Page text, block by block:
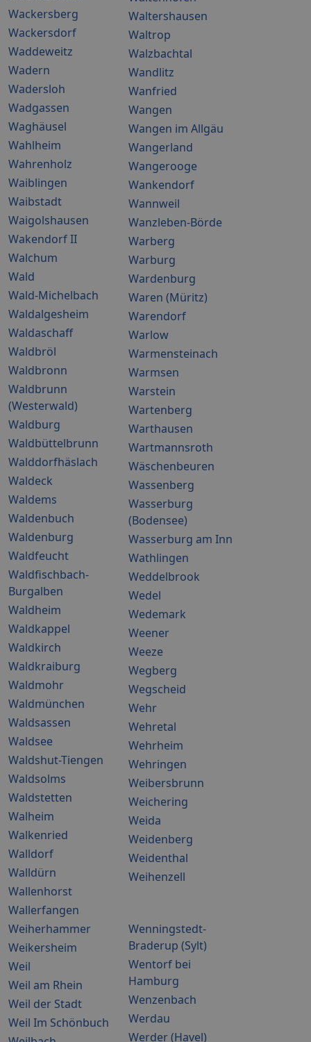
Wackersberg
Wackersdorf
Waddeweitz
Wadern
Wadersloh
Wadgassen
Waghäusel
Wahlheim
Wahrenholz
Waiblingen
Waibstadt
Waigolshausen
Wakendorf II
Walchum
Wald
Wald-Michelbach
Waldalgesheim
Waldaschaff
Waldbröl
Waldbronn
Waldbrunn
(Westerwald)
Waldburg
Waldbüttelbrunn
Walddorfhäslach
Waldeck
Waldems
Waldenbuch
Waldenburg
Waldfeucht
Waldfischbach-
Burgalben
Waldheim
Waldkappel
Waldkirch
Waldkraiburg
Waldmohr
Waldmünchen
Waldsassen
Waldsee
Waldshut-Tiengen
Waldsolms
Waldstetten
Walheim
Walkenried
Walldorf
Walldürn
Wallenhorst
Wallerfangen
Waltershausen
Waltrop
Walzbachtal
Wandlitz
Wanfried
Wangen
Wangen im Allgäu
Wangerland
Wangerooge
Wankendorf
Wannweil
Wanzleben-Börde
Warberg
Warburg
Wardenburg
Waren (Müritz)
Warendorf
Warlow
Warmensteinach
Warmsen
Warstein
Wartenberg
Warthausen
Wartmannsroth
Wäschenbeuren
Wassenberg
Wasserburg
(Bodensee)
Wasserburg am Inn
Wathlingen
Weddelbrook
Wedel
Wedemark
Weener
Weeze
Wegberg
Wegscheid
Wehr
Wehretal
Wehrheim
Wehringen
Weibersbrunn
Weichering
Weida
Weidenberg
Weidenthal
Weihenzell
Weiherhammer
Weikersheim
Weil
Weil am Rhein
Weil der Stadt
Weil Im Schönbuch
Wenningstedt-
Braderup (Sylt)
Wentorf bei
Hamburg
Wenzenbach
Werdau
Werder (Havel)